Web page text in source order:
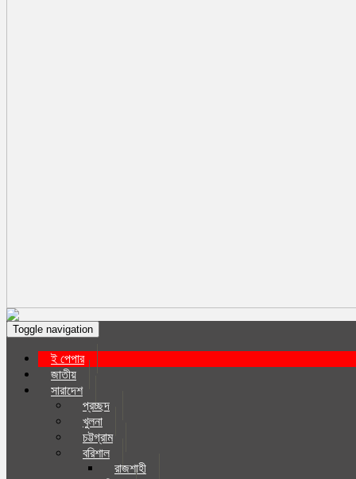
Toggle navigation
ই পেপার
জাতীয়
সারাদেশ
প্রচ্ছদ
খুলনা
চট্টগ্রাম
বরিশাল
রাজশাহী